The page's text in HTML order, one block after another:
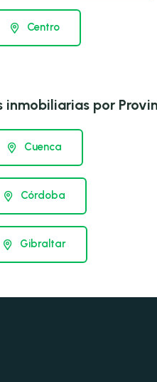
Centro
por
Cuenca
Córdoba
Gibraltar